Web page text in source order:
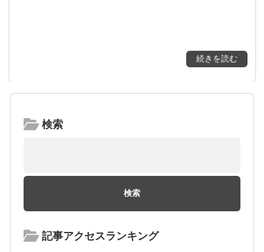
続きを読む
検索
記事アクセスランキング